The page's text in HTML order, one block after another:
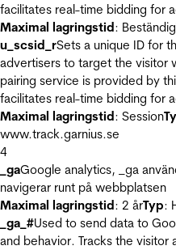
facilitates real-time bidding for
Maximal lagringstid: Beständig
u_scsid_rSets a unique ID for
advertisers to target the visitor
pairing service is provided by
facilitates real-time bidding for
Maximal lagringstid: Session
www.track.garnius.se
4
_gaGoogle analytics, _ga
navigerar runt på webbplatsen
Maximal lagringstid: 2 årTyp:
_ga_#Used to send data to
and behavior. Tracks the visitor